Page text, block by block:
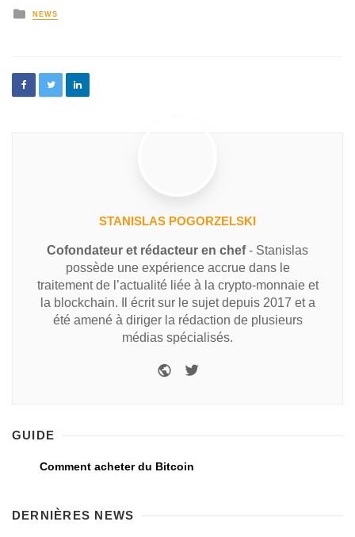
NEWS
STANISLAS POGORZELSKI
Cofondateur et rédacteur en chef- Stanislas
possède une expérience accrue dans le
traitement de l’actualité liée à la crypto-monnaie et
la blockchain. Il écrit sur le sujet depuis 2017 et a
été amené à diriger la rédaction de plusieurs
médias spécialisés.
GUIDE
Comment acheter du Bitcoin
DERNIÈRES NEWS